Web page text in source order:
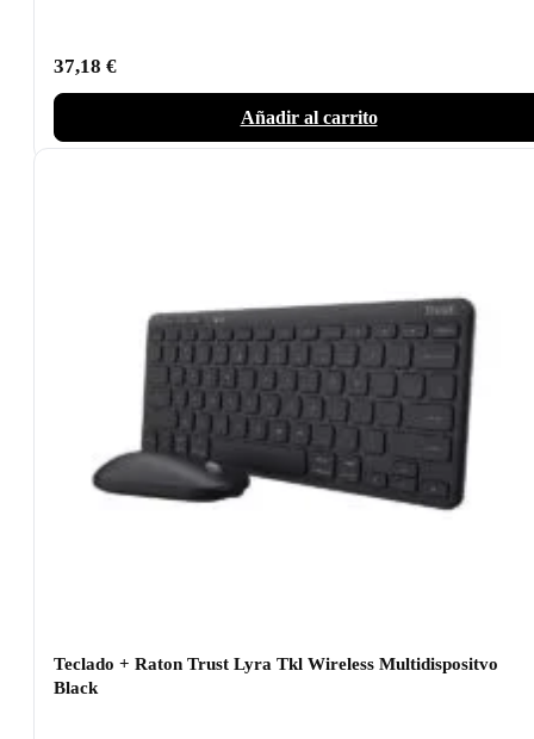
37,18 €
Añadir al carrito
Teclado + Raton Trust Lyra Tkl Wireless Multidispositvo
Black